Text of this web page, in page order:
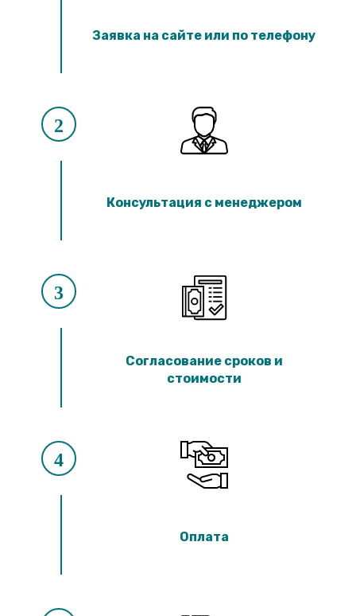
Заявка на сайте или по телефону
2
Консультация с менеджером
3
Согласование сроков и
стоимости
4
Оплата